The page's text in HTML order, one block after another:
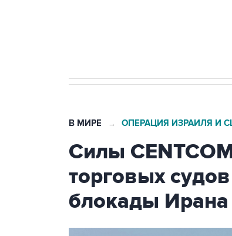
В МИРЕ → ОПЕРАЦИЯ ИЗРАИЛЯ И
Силы
торговых
блокады Ирана